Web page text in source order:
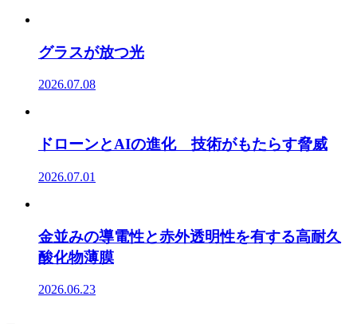
グラスが放つ光
2026.07.08
ドローンとAIの進化 技術がもたらす脅威
2026.07.01
金並みの導電性と赤外透明性を有する高耐久
酸化物薄膜
2026.06.23